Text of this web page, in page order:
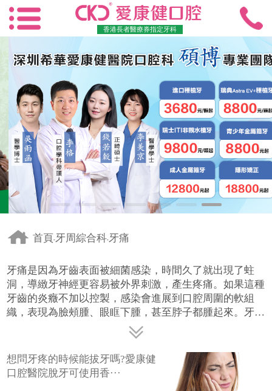
香港長者醫療券指定牙科
首頁- 牙周綜合科- 牙痛
牙痛是因為牙齒表面被細菌感染，時間久了就出現了蛀
洞，導緻牙神經更容易被外界刺激，產生疼痛。如果這種
牙齒的炎癥不加以控製，感染會進展到口腔周圍的軟組
織，表現為臉頰腫、眼眶下腫，甚至脖子都腫起來。牙痛
的較為常見的病因大部分是由齲齒，牙髓炎，根尖炎，牙
周炎，冠周炎，牙齦炎等引起，通常都與厭氧菌感染有
關。但引起牙痛的病因很多，建議去正規的口腔醫院或牙
科診所進行檢查，確定牙痛的原因，再進行針對性的治
療！港人北上深圳看牙推薦愛康健齒科連鎖(香港熱線
想問牙疼的時候能拔牙嗎?愛康健
口腔醫院脫牙可使用香···